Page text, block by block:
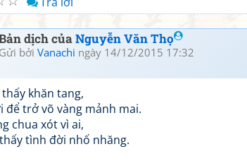
dịch củaNguyễn Văn Thọ
Gửi bởi Vanachi ngày 14/12/2015 17:32
khăn tang,
để trở võ vàng mảnh mai.
chua xót vì ai,
tình đời nhố nhăng.